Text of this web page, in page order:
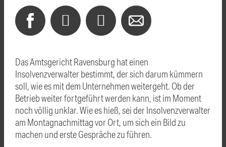
Das Amtsgericht Ravensburg hat einen
Insolvenzverwalter bestimmt, der sich darum kümmern
soll, wie es mit dem Unternehmen weitergeht. Ob der
Betrieb weiter fortgeführt werden kann, ist im Moment
noch völlig unklar. Wie es hieß, sei der Insolvenzverwalter
am Montagnachmittag vor Ort, um sich ein Bild zu
machen und erste Gespräche zu führen.